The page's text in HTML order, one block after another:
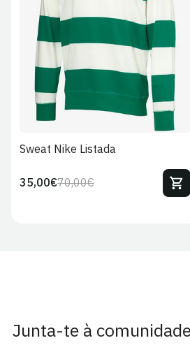
S XL 2XL
Sweat Nike Listada
Preço
70,00€Preço
35,00€
Junta-te à